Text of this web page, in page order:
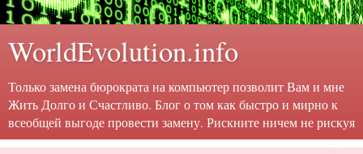
WorldEvolution.info
Только замена бюрократа на компьютер позволит Вам и мне
Жить Долго и Счастливо. Блог о том как быстро и мирно к
всеобщей выгоде провести замену. Рискните ничем не рискуя